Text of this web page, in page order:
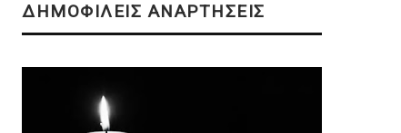
ΔΗΜΟΦΙΛΕΙΣ ΑΝΑΡΤΗΣΕΙΣ